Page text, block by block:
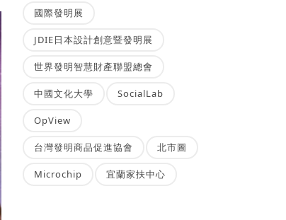
國際發明展
JDIE日本設計創意暨發明展
世界發明智慧財產聯盟總會
中國文化大學 SocialLab
OpView
台灣發明商品促進協會 北市圖
Microchip 宜蘭家扶中心